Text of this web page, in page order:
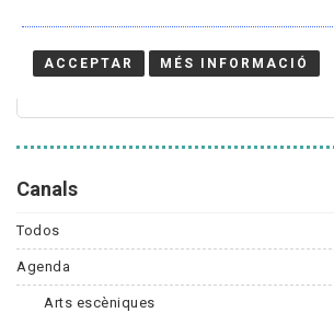
Canals
Todos
Agenda
Arts escèniques
ACCEPTAR MÉS INFORMACIÓ